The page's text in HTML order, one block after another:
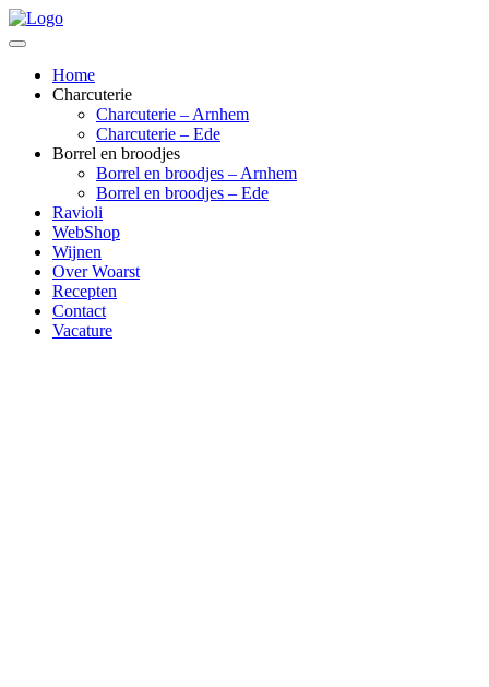
Home
Charcuterie
Charcuterie – Arnhem
Charcuterie – Ede
Borrel en broodjes
Borrel en broodjes – Arnhem
Borrel en broodjes – Ede
Ravioli
WebShop
Wijnen
Over Woarst
Recepten
Contact
Vacature